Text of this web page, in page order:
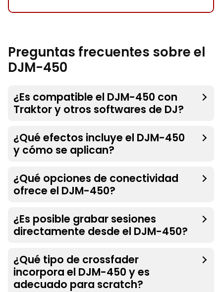
Preguntas frecuentes sobre el
DJM-450
¿Es compatible el DJM-450 con
Traktor y otros softwares de DJ?
¿Qué efectos incluye el DJM-450
y cómo se aplican?
¿Qué opciones de conectividad
ofrece el DJM-450?
¿Es posible grabar sesiones
directamente desde el DJM-450?
¿Qué tipo de crossfader
incorpora el DJM-450 y es
adecuado para scratch?